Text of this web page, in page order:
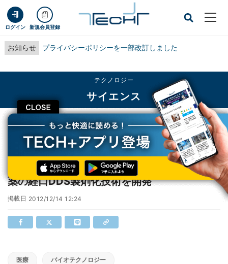
ログイン 新規会員登録
お知らせ プライバシーポリシーを一部改訂しました
CLOSE
テクノロジー
サイエンス
TECH+ テクノロジー
サイエンス
炎症性腸疾患の根治に期待 -仁丹など、核酸医薬の経口DDS製剤化技術を開発
炎症性腸疾患の根治に期待 -仁丹など、核酸医
薬の経口DDS製剤化技術を開発
掲載日 2012/12/14 12:24
医療 バイオテクノロジー